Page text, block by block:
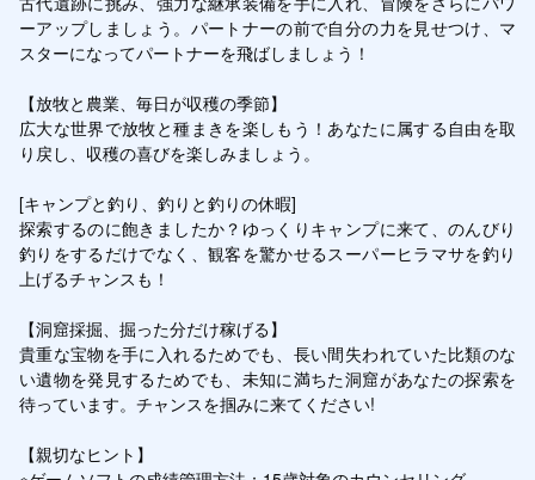
ーアップしましょう。パートナーの前で自分の力を見せつけ、マ
スターになってパートナーを飛ばしましょう！
【放牧と農業、毎日が収穫の季節】
広大な世界で放牧と種まきを楽しもう！あなたに属する自由を取
り戻し、収穫の喜びを楽しみましょう。
[キャンプと釣り、釣りと釣りの休暇]
探索するのに飽きましたか？ゆっくりキャンプに来て、のんびり
釣りをするだけでなく、観客を驚かせるスーパーヒラマサを釣り
上げるチャンスも！
【洞窟採掘、掘った分だけ稼げる】
貴重な宝物を手に入れるためでも、長い間失われていた比類のな
い遺物を発見するためでも、未知に満ちた洞窟があなたの探索を
待っています。チャンスを掴みに来てください!
【親切なヒント】